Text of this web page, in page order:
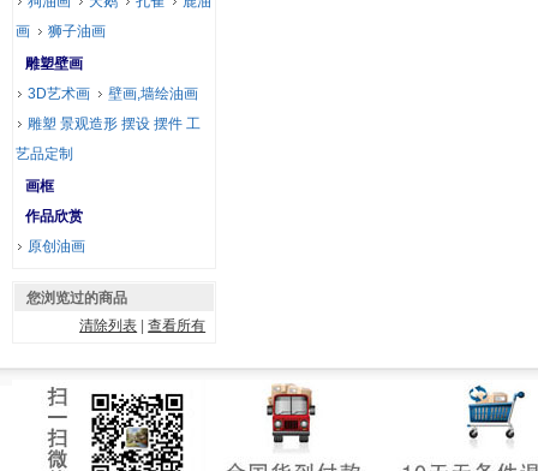
画
狮子油画
雕塑壁画
3D艺术画
壁画,墙绘油画
雕塑 景观造形 摆设 摆件 工
艺品定制
画框
作品欣赏
原创油画
您浏览过的商品
清除列表 |查看所有